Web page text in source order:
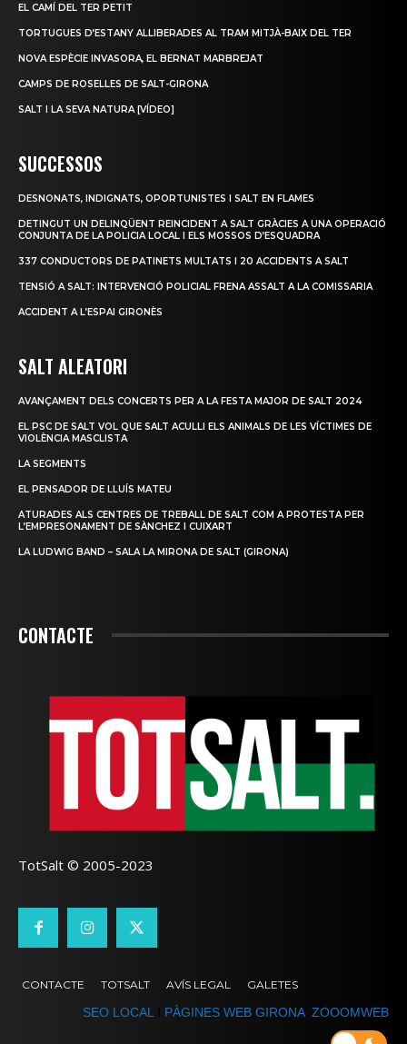
EL CAMÍ DEL TER PETIT
TORTUGUES D’ESTANY ALLIBERADES AL TRAM MITJÀ-BAIX DEL TER
NOVA ESPÈCIE INVASORA, EL BERNAT MARBREJAT
CAMPS DE ROSELLES DE SALT-GIRONA
SALT I LA SEVA NATURA [VÍDEO]
SUCCESSOS
DESNONATS, INDIGNATS, OPORTUNISTES I SALT EN FLAMES
DETINGUT UN DELINQÜENT REINCIDENT A SALT GRÀCIES A UNA OPERACIÓ
CONJUNTA DE LA POLICIA LOCAL I ELS MOSSOS D’ESQUADRA
337 CONDUCTORS DE PATINETS MULTATS I 20 ACCIDENTS A SALT
TENSIÓ A SALT: INTERVENCIÓ POLICIAL FRENA ASSALT A LA COMISSARIA
ACCIDENT A L’ESPAI GIRONÈS
SALT ALEATORI
AVANÇAMENT DELS CONCERTS PER A LA FESTA MAJOR DE SALT 2024
EL PSC DE SALT VOL QUE SALT ACULLI ELS ANIMALS DE LES VÍCTIMES DE
VIOLÈNCIA MASCLISTA
LA SEGMENTS
EL PENSADOR DE LLUÍS MATEU
ATURADES ALS CENTRES DE TREBALL DE SALT COM A PROTESTA PER
L’EMPRESONAMENT DE SÀNCHEZ I CUIXART
LA LUDWIG BAND – SALA LA MIRONA DE SALT (GIRONA)
CONTACTE
TotSalt © 2005-2023
CONTACTE TOTSALT AVÍS LEGAL GALETES
SEO LOCALI PÀGINES WEB GIRONA ZOOOMWEB